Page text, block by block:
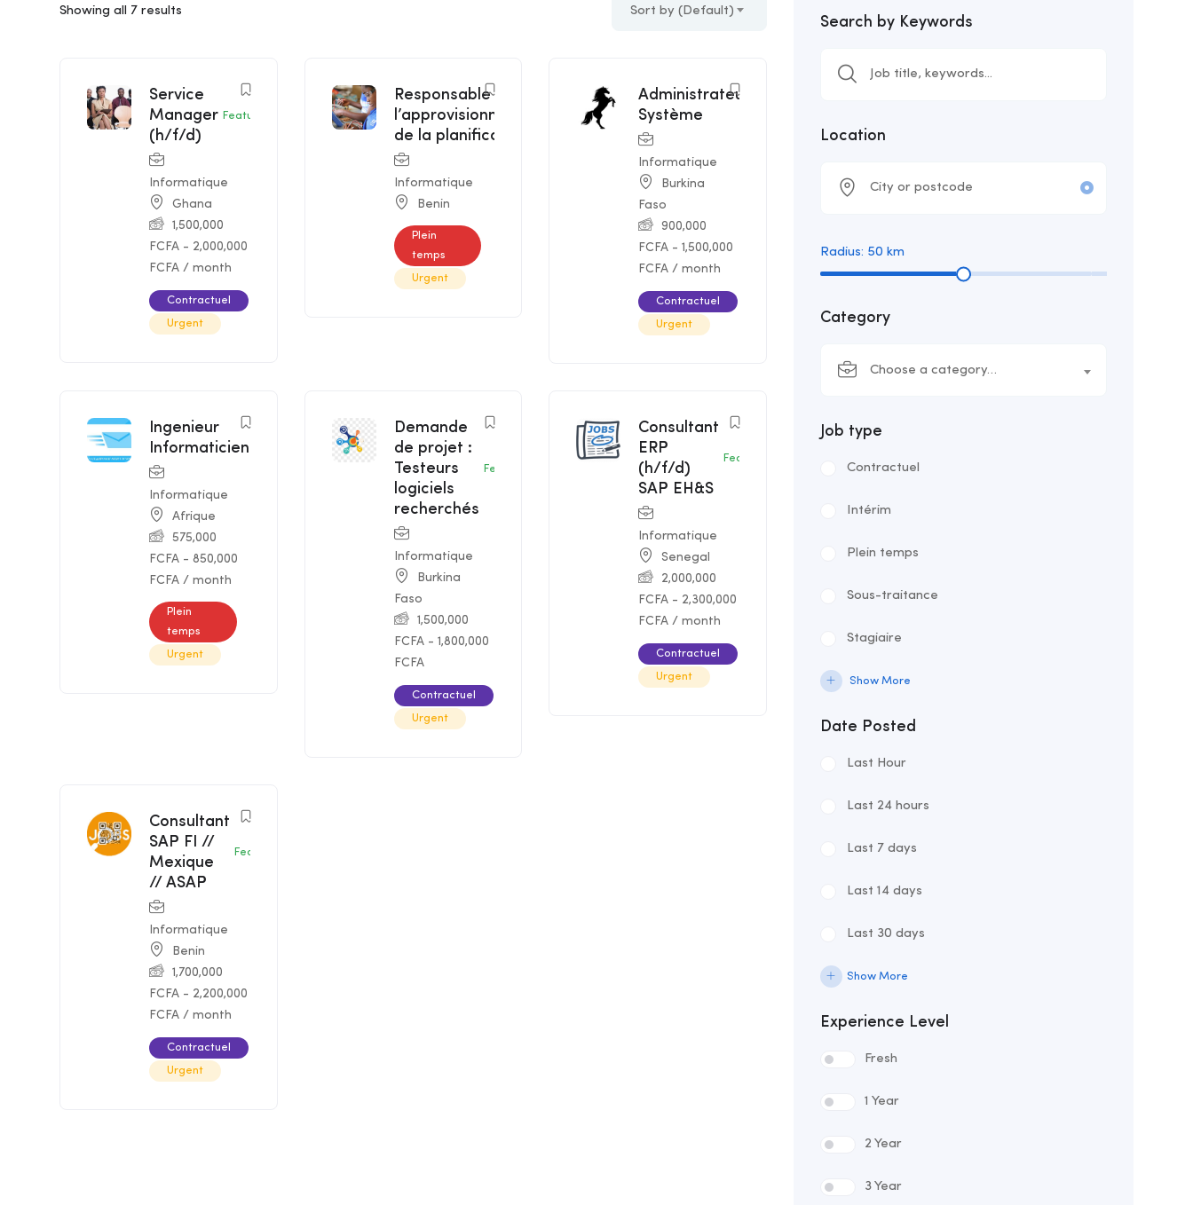
Showing all 7 results Sort by (Default)
Service
Manager
(h/f/d)
Featured
Informatique
Ghana
1,500,000
FCFA - 2,000,000
FCFA / month
Contractuel
Urgent
Responsable de
l’approvisionnement/spécialiste
de la planification par intérim
Featured
Informatique
Benin
Plein
temps
Urgent
Administrateur
Système
Informatique
Burkina
Faso
900,000
FCFA -1,500,000
FCFA / month
Contractuel
Urgent
Ingenieur
Informaticien
Informatique
Afrique
575,000
FCFA - 850,000
FCFA / month
Plein
temps
Urgent
Demande
de projet :
Testeurs
logiciels
recherchés
Featured
Informatique
Burkina
Faso
1,500,000
FCFA- 1,800,000
FCFA
Contractuel
Urgent
Consultant
ERP
(h/f/d)
SAP EH&S
Featured
Informatique
Senegal
2,000,000
FCFA - 2,300,000
FCFA / month
Contractuel
Urgent
Consultant
SAP FI //
Mexique
// ASAP
Featured
Informatique
Benin
1,700,000
FCFA - 2,200,000
FCFA / month
Contractuel
Urgent
Search by Keywords
Location
Radius: 50 km
Category
Choose a category…
Job type
Contractuel
Intérim
Plein temps
Sous-traitance
Stagiaire
Supplétif
Temps partiel
Volontaire
Show More
Date Posted
Last Hour
Last 24 hours
Last 7 days
Last 14 days
Last 30 days
Show More
Experience Level
Fresh
1 Year
2 Year
3 Year